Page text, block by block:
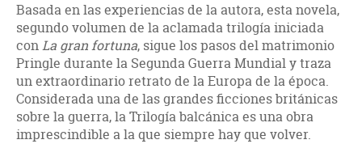
Basada en las experiencias de la autora, esta novela,
segundo volumen de la aclamada trilogía iniciada
conLa gran fortuna, sigue los pasos del matrimonio
Pringle durante la Segunda Guerra Mundial y traza
un extraordinario retrato de la Europa de la época.
Considerada una de las grandes ficciones británicas
sobre la guerra, la Trilogía balcánica es una obra
imprescindible a la que siempre hay que volver.